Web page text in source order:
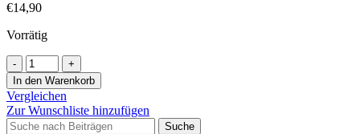
€14,90
Vorrätig
In den Warenkorb
Vergleichen
Zur Wunschliste hinzufügen
Suche